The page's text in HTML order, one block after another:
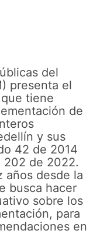
del
presenta el
tiene
de
y sus
42 de 2014
202 de 2022.
años desde la
busca hacer
sobre los
para
en